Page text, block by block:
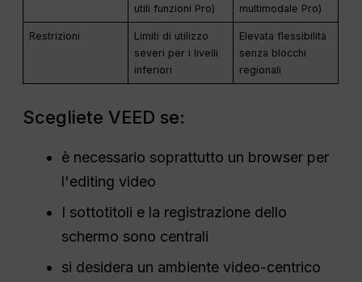
utili funzioni Pro)
multimodale Pro)
Restrizioni
Limiti di utilizzo
severi per i livelli
inferiori
Elevata flessibilità
senza blocchi
regionali
Scegliete VEED se:
è necessario soprattutto un browser per
l'editing video
I sottotitoli e la registrazione dello
schermo sono centrali
si desidera un ambiente video-centrico